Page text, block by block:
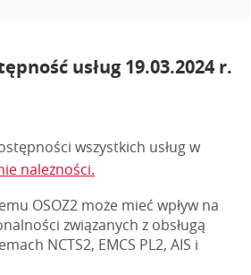
usług 19.03.2024 r.
wszystkich usług w
należności.
OSOZ2 może mieć wpływ na
związanych z obsługą
NCTS2, EMCS PL2, AIS i